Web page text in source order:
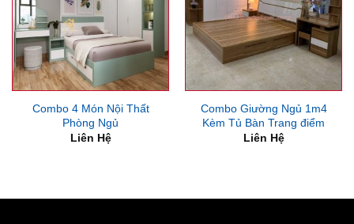
Combo 4 Món Nội Thất
Phòng Ngủ
Liên Hệ
Combo Giường Ngủ 1m4
Kèm Tủ Bàn Trang điểm
Liên Hệ